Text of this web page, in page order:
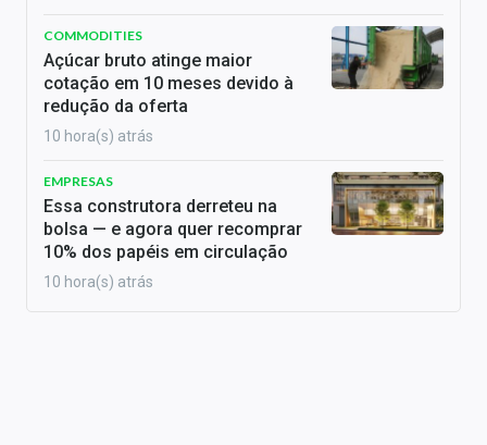
COMMODITIES
Açúcar bruto atinge maior
cotação em 10 meses devido à
redução da oferta
10 hora(s) atrás
EMPRESAS
Essa construtora derreteu na
bolsa — e agora quer recomprar
10% dos papéis em circulação
10 hora(s) atrás